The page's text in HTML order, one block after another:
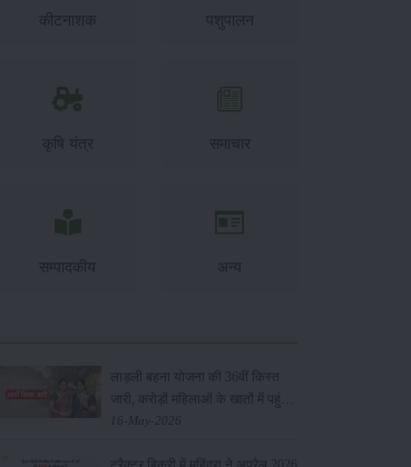
कीटनाशक पशुपालन
कृषि यंत्र समाचार
सम्पादकीय अन्य
लाड़ली बहना योजना की 36वीं किस्त
जारी, करोड़ों महिलाओं के खातों में पहुंचे
1500 रुपये
16-May-2026